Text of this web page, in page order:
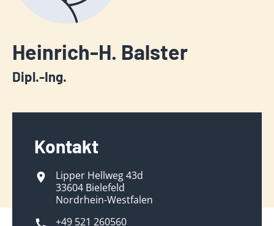
Heinrich-H. Balster
Dipl.-Ing.
Kontakt
Lipper Hellweg 43d
33604 Bielefeld
Nordrhein-Westfalen
+49 521 260560